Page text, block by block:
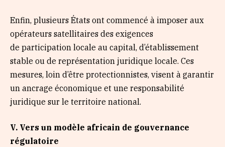
Enfin, plusieurs États ont commencé à imposer aux
opérateurs satellitaires des exigences
de participation locale au capital, d’établissement
stable ou de représentation juridique locale. Ces
mesures, loin d’être protectionnistes, visent à garantir
un ancrage économique et une responsabilité
juridique sur le territoire national.
V. Vers un modèle africain de gouvernance
régulatoire